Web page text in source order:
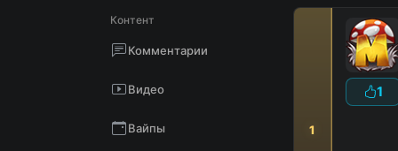
Контент
Комментарии
Видео
Вайпы 1
1